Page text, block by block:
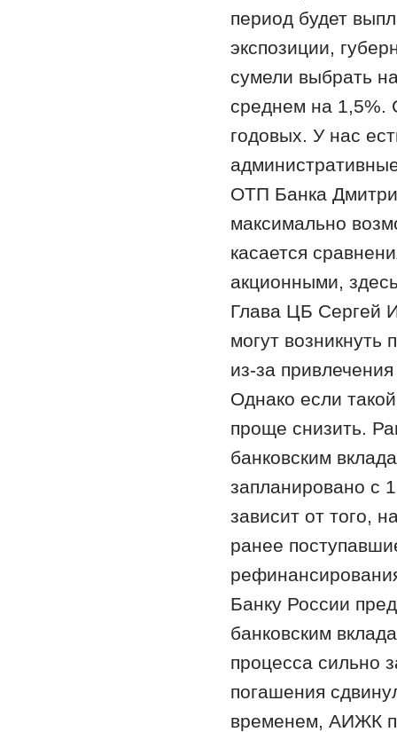
период будет
экспозиции,
сумели выбрать
среднем на 1,5%.
годовых. У нас
ОТП Банка
максимально
касается
акционными,
Глава ЦБ Сергей
могут
из-за
Однако если
проще снизить.
банковским
запланировано с
зависит от того,
ранее
Банку России
банковским
процесса сильно
погашения
временем, АИЖК